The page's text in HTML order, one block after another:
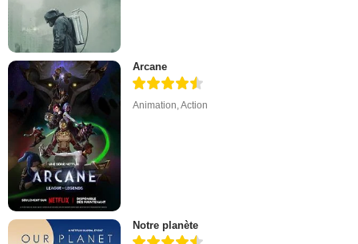
Arcane
Animation,Action
Notre planète